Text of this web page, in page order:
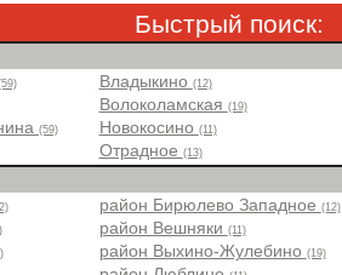
Быстрый поиск:
(59)
Владыкино (12)
Волоколамская (19)
Новокосино (11)
Отрадное (13)
район Бирюлево Западное (12)
район Вешняки (11)
район Выхино-Жулебино (19)